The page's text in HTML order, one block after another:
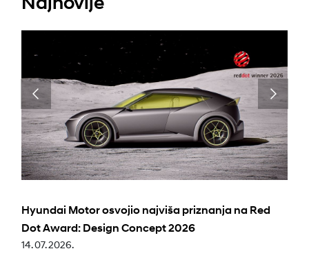
Hyundai Motor osvojio najviša priznanja na Red
Dot Award: Design Concept 2026
14. 07. 2026.